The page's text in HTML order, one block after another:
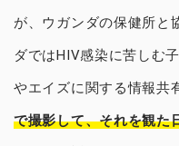
が、ウガンダの保健所と
ダではHIV感染に苦しむ
やエイズに関する情報共
で撮影して、それを観た